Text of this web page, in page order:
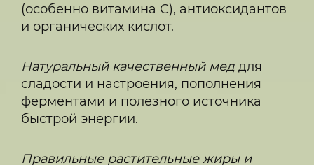
(особенно витамина С), антиоксидантов
и органических кислот.
Натуральный качественный мед для
сладости и настроения, пополнения
ферментами и полезного источника
быстрой энергии.
Правильные растительные жиры и